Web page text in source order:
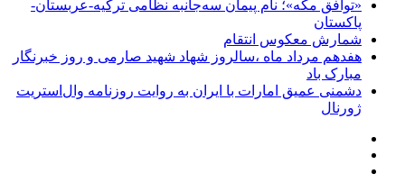
«توافق مکه»؛ نام پیمان سه‌جانبه نظامی ترکیه-عربستان-
پاکستان
شمارش معکوس انتقام
هفدهم مرداد ماه ،سالروز شهاد شهید صارمی و روز خبرنگار
مبارک باد
دشمنی عمیق امارات با ایران به روایت روزنامه وال‌استریت
ژورنال